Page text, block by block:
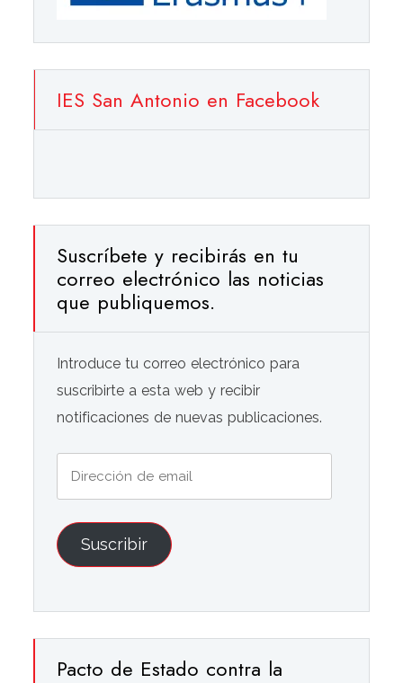
IES San Antonio en Facebook
Suscríbete y recibirás en tu
correo electrónico las noticias
que publiquemos.
Introduce tu correo electrónico para
suscribirte a esta web y recibir
notificaciones de nuevas publicaciones.
email
Suscribir
Pacto de Estado contra la